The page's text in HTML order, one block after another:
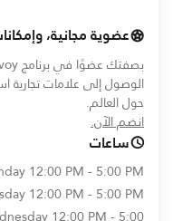
عضوية مجانية،
الوصول إلى علامات تجارية
حول العالم.
انضم الآن.
ساعات
12:00 PM - 5:00 PM
12:00 PM - 5:00 PM